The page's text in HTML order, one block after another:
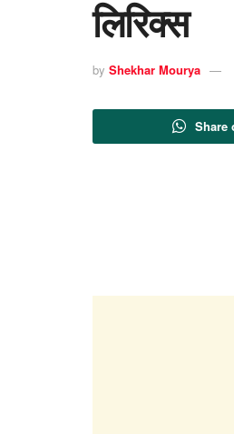
लिरिक्स
by Shekhar Mourya
Share